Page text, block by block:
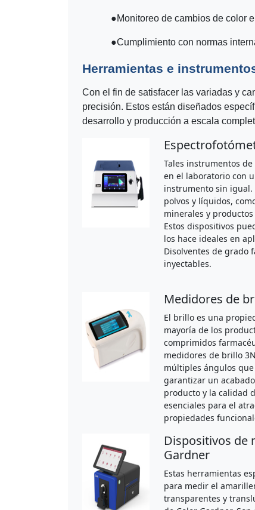
●Monitoreo de cambios de color
●Cumplimiento con normas
Herramientas e
Con el fin de satisfacer las variadas y
precisión. Estos están diseñados
desarrollo y producción a escala
Tales instrumentos
en el laboratorio con
instrumento sin igual.
polvos y líquidos,
minerales y
Estos dispositivos
los hace ideales en
Disolventes de grado
inyectables.
Medidores de
El brillo es una
mayoría de los
comprimidos
medidores de brillo
múltiples ángulos
garantizar un
producto y la calidad
esenciales para el
propiedades
Dispositivos de
Gardner
Estas herramientas
para medir el
transparentes y